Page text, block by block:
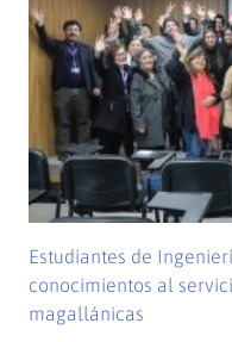
Estudiantes de
conocimientos al
magallánicas